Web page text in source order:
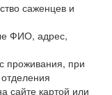
саженцев и
ФИО, адрес,
проживания, при
сайте картой или